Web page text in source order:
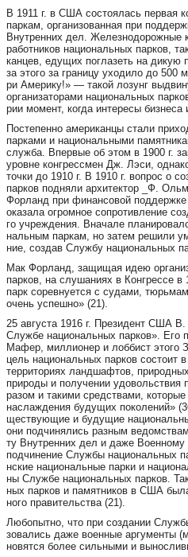
В 1911 г. в США сос­то­я­лась пер­вая
пар­кам, ор­га­ни­зо­ван­ная при
Внут­рен­них дел. Же­лез­но­до­рож­ные
ра­бот­ни­ков на­ци­о­наль­ных пар­ков,
кан­цев, еду­щих пог­ла­зеть на ди­кую
за это­го за гра­ни­цу ухо­ди­ло до
ри Аме­ри­ку!» — та­кой ло­зунг
ор­га­ни­за­то­ра­ми на­ци­о­наль­ных
рии мо­мент, ког­да ин­те­ре­сы
Пос­те­пен­но аме­ри­кан­цы ста­ли
пар­ка­ми и на­ци­о­наль­ны­ми
служ­ба. Впер­вые об этом в 1900 г.
уров­не конг­ре­с­смен Дж. Лэ­си,
точ­ки до 1910 г. В 1910 г. воп­рос о
пар­ков под­ня­ли ар­хи­тек­тор _Ф.
Фор­ланд при фи­нан­со­вой
ока­за­ла ог­ром­ное соп­ро­тив­ле­ние
го уч­реж­де­ния. Вна­ча­ле
наль­ным пар­кам, но за­тем ре­ши­ли
ние, соз­дав Служ­бу на­ци­о­наль­ных
Мак Фор­ланд, за­щи­щая идею
пар­ков, на слу­ша­ни­ях в Конг­рес­се
парк со­рев­ну­ет­ся с су­да­ми,
очень ус­пеш­но» (21).
25 ав­гус­та 1916 г. Пре­зи­дент США
Служ­бе на­ци­о­наль­ных пар­ков». Его
Ма­фер, мил­ли­о­нер и лоб­бист это­го
цель на­ци­о­наль­ных пар­ков сос­то­ит
тер­ри­то­ри­ях ланд­шаф­тов,
при­ро­ды и по­лу­че­нии удо­воль­ствия
ра­зом и та­ки­ми сред­ства­ми,
нас­лаж­де­ния бу­ду­щих по­ко­ле­ний»
ще­ст­ву­ю­щие и бу­ду­щие
они под­чи­ня­лись раз­ным
ту Внут­рен­них дел и да­же
под­чи­не­ние Служ­бы на­ци­о­наль­ных
нс­кие на­ци­о­наль­ные пар­ки и
ны Служ­бе на­ци­о­наль­ных пар­ков.
ных пар­ков и па­мят­ни­ков в США
но­го пра­ви­тель­ства (21).
Лю­бо­пыт­но, что при соз­да­нии
зо­ва­лись да­же во­ен­ные ар­гу­мен­ты
но­вят­ся бо­лее силь­ны­ми и